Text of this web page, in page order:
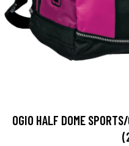
OGIO HALF DOME